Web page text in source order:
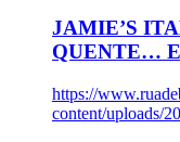
JAMIE’S
QUENTE…
https://
content/uploads/